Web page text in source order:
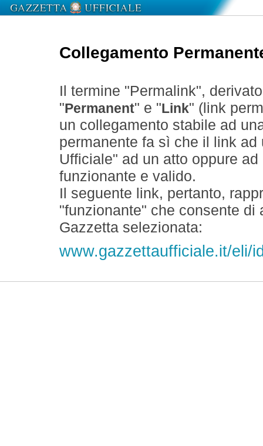
Collegamento
Il termine "Permalink",
" Permanent" e " Link" (link
un collegamento stabile ad
permanente fa sì che il link
Ufficiale" ad un atto oppure
funzionante e valido.
Il seguente link, pertanto,
"funzionante" che consente
Gazzetta selezionata:
www.gazzettaufficiale.it/eli/